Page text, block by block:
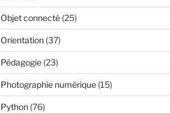
Objet connecté(25)
Orientation(37)
Pédagogie(23)
Photographie numérique(15)
Python(76)